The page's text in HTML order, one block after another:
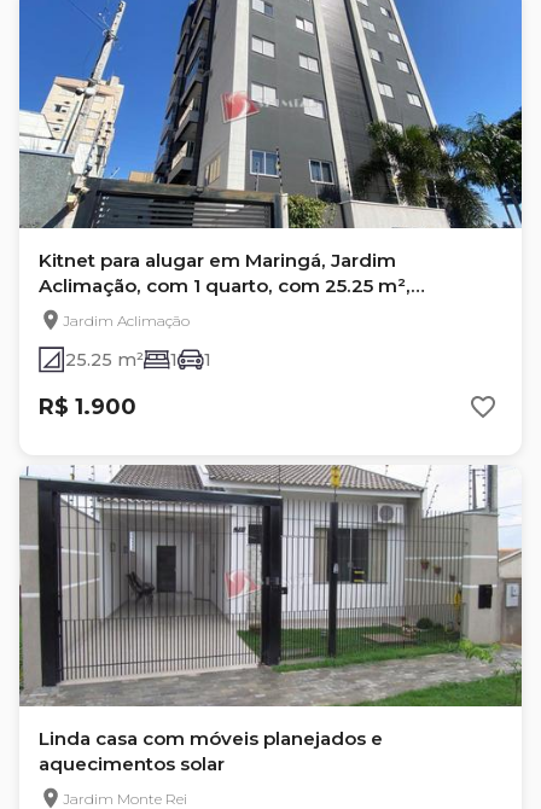
Kitnet para alugar em Maringá, Jardim
Aclimação, com 1 quarto, com 25.25 m²,
Residencial Horus
Jardim Aclimação
25.25 m² 1 1
R$ 1.900
Linda casa com móveis planejados e
aquecimentos solar
Jardim Monte Rei